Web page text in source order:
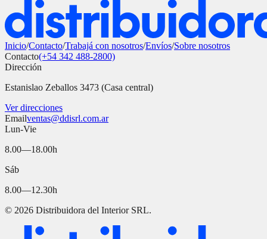
Inicio/Contacto/Trabajá con nosotros/Envíos/Sobre nosotros
Contacto(+54 342 488-2800)
Dirección
Estanislao Zeballos 3473 (Casa central)
Ver direcciones
Emailventas@ddisrl.com.ar
Lun-Vie
8.00—18.00h
Sáb
8.00—12.30h
© 2026 Distribuidora del Interior SRL.